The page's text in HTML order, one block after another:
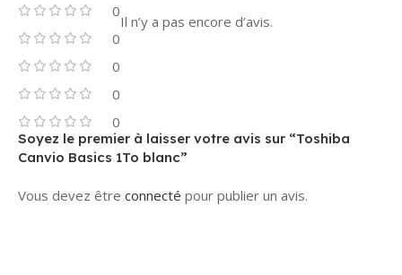
0
0
0
0
0
Il n’y a pas encore d’avis.
Soyez le premier à laisser votre avis sur “Toshiba
Canvio Basics 1To blanc”
Vous devez être connecté pour publier un avis.